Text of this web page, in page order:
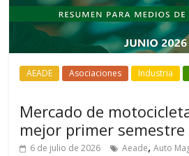
AEADE Asociaciones Industria
Mercado de
mejor primer
6 de julio de 2026 Aeade,Auto